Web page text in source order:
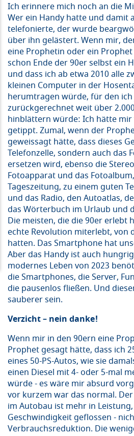
Ich erinnere mich noch an die
Wer ein Handy hatte und damit
telefonierte, der wurde
über ihn gelästert. Wenn mir,
eine Prophetin oder ein
schon Ende der 90er selbst ein
und dass ich ab etwa 2010 alle
kleinen Computer in der
herumtragen würde, für den
zurückgerechnet weit über
hinblättern würde: Ich hätte mir
getippt. Zumal, wenn der
geweissagt hätte, dass dieses
Telefonzelle, sondern auch das
ersetzen wird, ebenso die
Fotoapparat und das
Tageszeitung, zu einem guten
und das Radio, den Autoatlas,
das Wörterbuch im Urlaub und
Die meisten, die die 90er erlebt
echte Revolution miterlebt, von
hatten. Das Smartphone hat
Aber das Handy ist auch
modernes Leben von 2023
die Smartphones, die Server,
die pausenlos fließen. Und
sauberer sein.
Verzicht – nein danke!
Wenn mir in den 90ern eine
Prophet gesagt hätte, dass ich
eines 50-PS-Autos, wie sie
einen Diesel mit 4- oder 5-mal
würde - es wäre mir absurd
vor kurzem war das normal.
im Autobau ist mehr in
Geschwindigkeit geflossen -
Verbrauchsreduktion. Die